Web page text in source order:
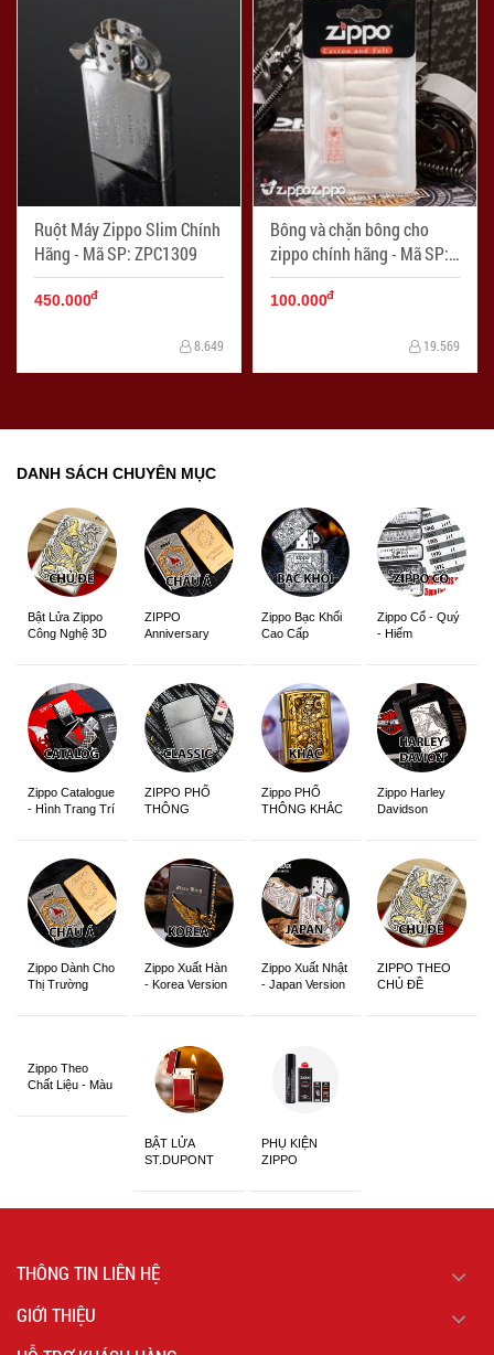
Ruột Máy Zippo Slim Chính
Hãng - Mã SP: ZPC1309
450.000đ
8.649
Bông và chặn bông cho
zippo chính hãng - Mã SP:
ZPC1604
100.000đ
19.569
DANH SÁCH CHUYÊN MỤC
Bật Lửa Zippo
Công Nghệ 3D
ZIPPO
Anniversary
Zippo Bạc Khối
Cao Cấp
Zippo Cổ - Quý
- Hiếm
Zippo Catalogue
- Hình Trang Trí
ZIPPO PHỔ
THÔNG
Zippo PHỔ
THÔNG KHẮC
Zippo Harley
Davidson
Zippo Dành Cho
Thị Trường
Zippo Xuất Hàn
- Korea Version
Zippo Xuất Nhật
- Japan Version
ZIPPO THEO
CHỦ ĐỀ
Zippo Theo
Chất Liệu - Màu
BẬT LỬA
ST.DUPONT
PHỤ KIỆN
ZIPPO
THÔNG TIN LIÊN HỆ
GIỚI THIỆU